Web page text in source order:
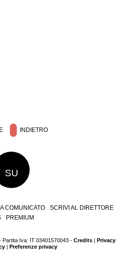
INDIETRO
SU
COMUNICATO
SCRIVI AL DIRETTORE
PREMIUM
Iva: IT 03401570043 - Credits | Privacy
| Preferenze privacy